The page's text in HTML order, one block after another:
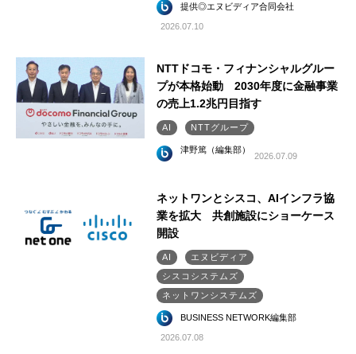
提供◎エヌビディア合同会社
2026.07.10
NTTドコモ・フィナンシャルグルー
プが本格始動 2030年度に金融事業
の売上1.2兆円目指す
AI NTTグループ
津野篤（編集部）
2026.07.09
ネットワンとシスコ、AIインフラ協
業を拡大 共創施設にショーケース
開設
AI
エヌビディア
シスコシステムズ
ネットワンシステムズ
BUSINESS NETWORK編集部
2026.07.08